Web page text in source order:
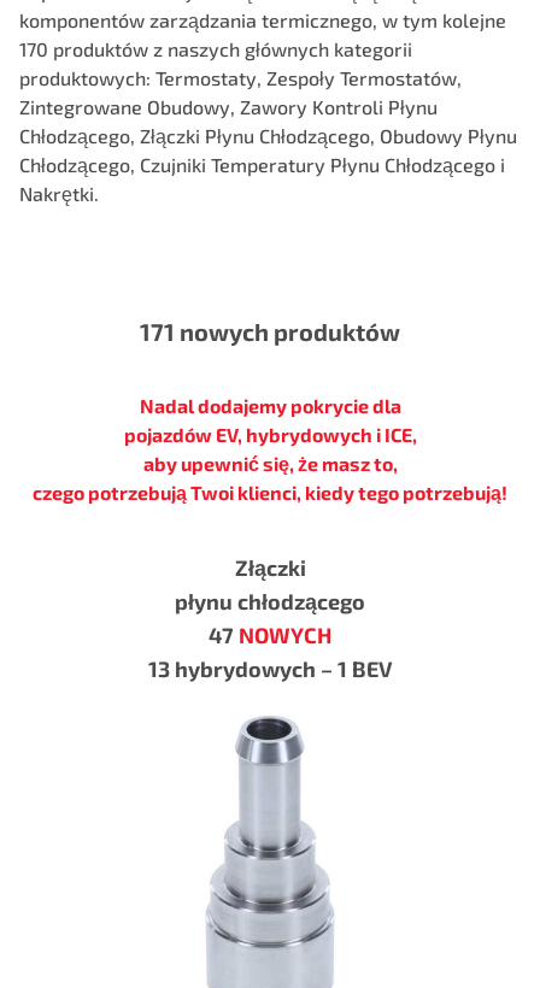
komponentów zarządzania termicznego, w tym kolejne
170 produktów z naszych głównych kategorii
produktowych: Termostaty, Zespoły Termostatów,
Zintegrowane Obudowy, Zawory Kontroli Płynu
Chłodzącego, Złączki Płynu Chłodzącego, Obudowy Płynu
Chłodzącego, Czujniki Temperatury Płynu Chłodzącego i
Nakrętki.
171 nowych produktów
Nadal dodajemy pokrycie dla
pojazdów EV, hybrydowych i ICE,
aby upewnić się, że masz to,
czego potrzebują Twoi klienci, kiedy tego potrzebują!
Złączki
płynu chłodzącego
47 NOWYCH
13 hybrydowych – 1 BEV